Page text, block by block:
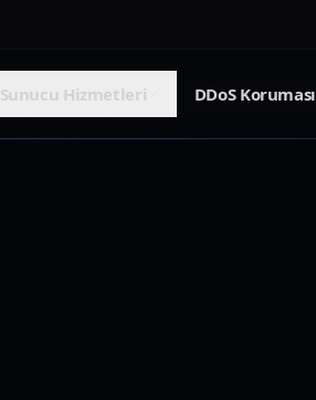
Sunucu Hizmetleri DDoS Koruması